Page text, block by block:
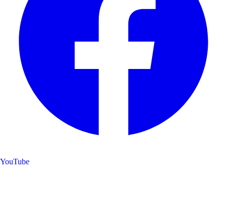
YouTube